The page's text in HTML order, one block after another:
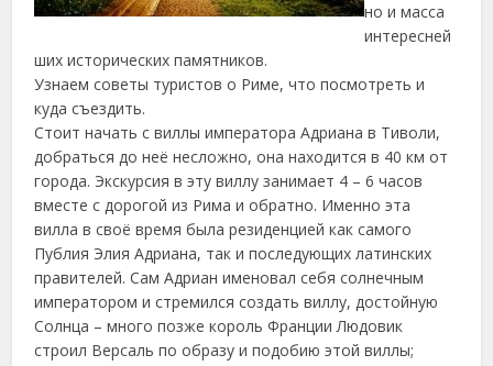
но и масса
интересней
ших исторических памятников.
Узнаем советы туристов о Риме, что посмотреть и
куда съездить.
Стоит начать с виллы императора Адриана в Тиволи,
добраться до неё несложно, она находится в 40 км от
города. Экскурсия в эту виллу занимает 4 – 6 часов
вместе с дорогой из Рима и обратно. Именно эта
вилла в своё время была резиденцией как самого
Публия Элия Адриана, так и последующих латинских
правителей. Сам Адриан именовал себя солнечным
императором и стремился создать виллу, достойную
Солнца – много позже король Франции Людовик
строил Версаль по образу и подобию этой виллы;